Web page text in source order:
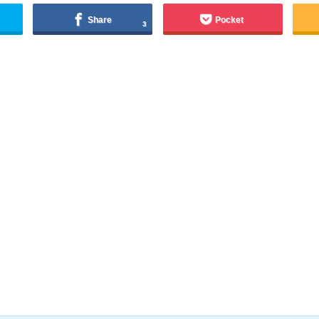
Share 3 Pocket